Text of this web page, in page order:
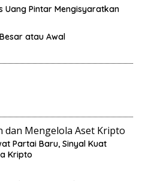
Uang Pintar Mengisyaratkan
atau Awal
Mengelola Aset Kripto
Partai Baru, Sinyal Kuat
Kripto